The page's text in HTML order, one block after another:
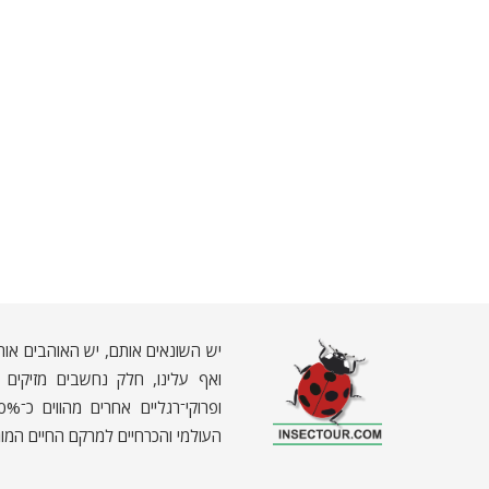
יש השונאים אותם, יש האוהבים
ואף עלינו, חלק נחשבים מזיקים
העולמי והכרחיים למרקם החיים